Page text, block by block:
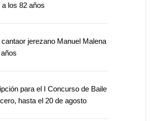
a los 82 años
jerezano Manuel Malena
para el I Concurso de Baile
hasta el 20 de agosto